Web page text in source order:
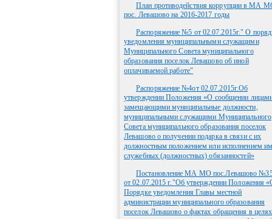
План противодействия коррупции в МА
пос. Левашово на 2016-2017 годы
Распоряжение №5 от 02.07.2015г." О
уведомления муниципальными служащими
Муниципального Совета муниципального
образования поселок Левашово об иной
оплачиваемой работе"
Распоряжение №4от 02.07.2015г.Об
утверждении Положения «О сообщении
замещающими муниципальные должности,
муниципальными служащими Муниципального
Совета муниципального образования поселок
Левашово о получении подарка в связи с их
должностным положением или исполнением
служебных (должностных) обязанностей»
Постановление МА МО пос.Левашово
от 02.07.2015 г."Об утверждении Положения
Порядке уведомления Главы местной
администрации муниципального образования
поселок Левашово о фактах обращения в целях